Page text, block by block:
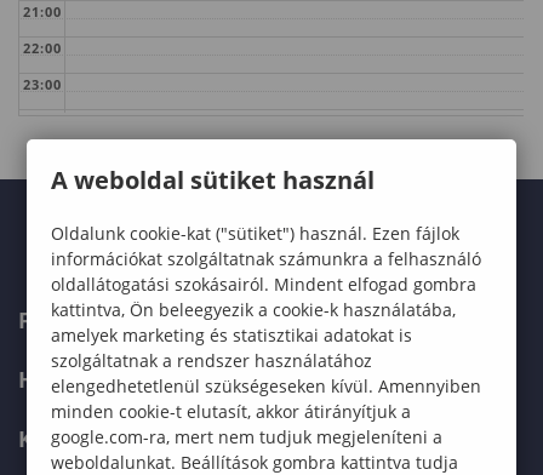
21:00
22:00
23:00
FELVÉTELIZŐKNEK
HALLGATÓKNAK
KÉPZÉSEK
A weboldal sütiket használ
Oldalunk cookie-kat ("sütiket") használ. Ezen fájlok
információkat szolgáltatnak számunkra a felhasználó
oldallátogatási szokásairól. Mindent elfogad gombra
kattintva, Ön beleegyezik a cookie-k használatába,
amelyek marketing és statisztikai adatokat is
szolgáltatnak a rendszer használatához
elengedhetetlenül szükségeseken kívül. Amennyiben
minden cookie-t elutasít, akkor átirányítjuk a
google.com-ra, mert nem tudjuk megjeleníteni a
weboldalunkat. Beállítások gombra kattintva tudja